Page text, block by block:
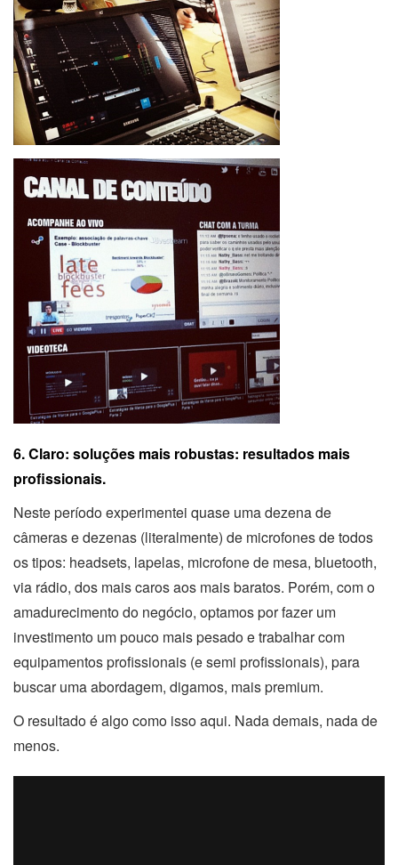
6. Claro: soluções mais robustas: resultados mais
profissionais.
Neste período experimentei quase uma dezena de
câmeras e dezenas (literalmente) de microfones de todos
os tipos: headsets, lapelas, microfone de mesa, bluetooth,
via rádio, dos mais caros aos mais baratos. Porém, com o
amadurecimento do negócio, optamos por fazer um
investimento um pouco mais pesado e trabalhar com
equipamentos profissionais (e semi profissionais), para
buscar uma abordagem, digamos, mais premium.
O resultado é algo como isso aqui. Nada demais, nada de
menos.